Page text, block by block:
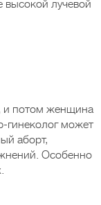
высокой лучевой
и потом женщина
гинеколог может
аборт,
Особенно